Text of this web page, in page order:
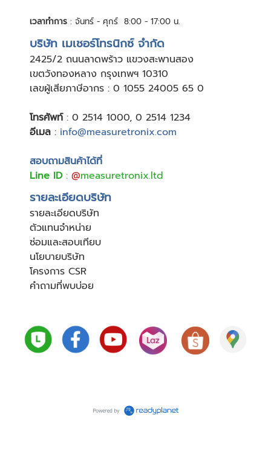
เวลาทำการ : จันทร์ - ศุกร์ 8:00 - 17:00 น.
บริษัท เมเชอร์โทรนิกซ์ จำกัด
2425/2 ถนนลาดพร้าว แขวงสะพานสอง
เขตวังทองหลาง กรุงเทพฯ 10310
เลขผู้เสียภาษีอากร : 0 1055 24005 65 0
โทรศัพท์: 0 2514 1000, 0 2514 1234
อีเมล : info@measuretronix.com
สอบถามสินค้าได้ที่
Line ID: @measuretronix.ltd
รายละเอียดบริษัท
รายละเอียดบริษัท
ตัวแทนจำหน่าย
ซ่อมและสอบเทียบ
นโยบายบริษัท
โครงการ CSR
คำถามที่พบบ่อย